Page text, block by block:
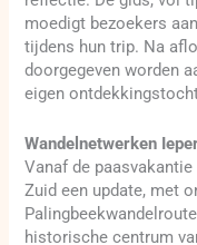
moedigt bezoekers
tijdens hun trip. Na
doorgegeven worden
eigen
Wandelnetwerken
Vanaf de
Zuid een update, met
historische centrum